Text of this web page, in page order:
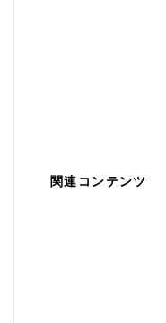
関連コンテンツ